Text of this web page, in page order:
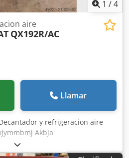
1 /4
aire
QX192R/AC
Llamar
y refrigeracion aire
Akbja